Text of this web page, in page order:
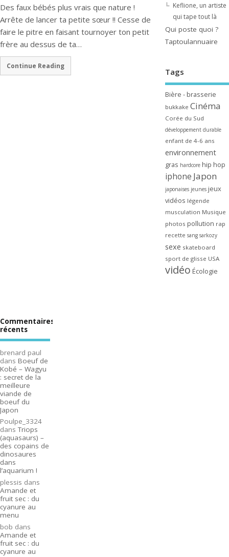
Des faux bébés plus vrais que nature !
Arrête de lancer ta petite sœur !! Cesse de
faire le pitre en faisant tournoyer ton petit
frère au dessus de ta…
Continue Reading
Keflione, un artiste
qui tape tout là
Qui poste quoi ?
Taptoulannuaire
Tags
Bière - brasserie
bukkake Cinéma
Corée du Sud
développement durable
enfant de 4-6 ans
environnement
gras hardcore hip hop
iphone Japon
japonaises jeunes jeux
vidéos légende
musculation Musique
photos pollution rap
recette sang sarkozy
sexe skateboard
sport de glisse USA
vidéo Écologie
Commentaires
récents
brenard paul
dans Boeuf de
Kobé – Wagyu
: secret de la
meilleure
viande de
boeuf du
Japon
Poulpe_3324
dansTriops
(aquasaurs) –
des copains de
dinosaures
dans
l’aquarium !
plessis dans
Amande et
fruit sec : du
cyanure au
menu
bob dans
Amande et
fruit sec : du
cyanure au